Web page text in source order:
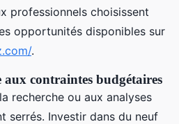
professionnels choisissent
opportunités disponibles sur
.
aux contraintes budgétaires
recherche ou aux analyses
serrés. Investir dans du neuf